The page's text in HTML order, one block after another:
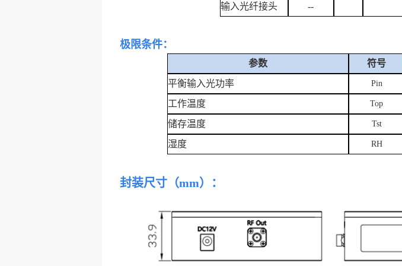
输入光纤接头 --
极限条件：
参数 符号
平衡输入光功率 Pin
工作温度 Top
储存温度 Tst
湿度 RH
封装尺寸（mm）：